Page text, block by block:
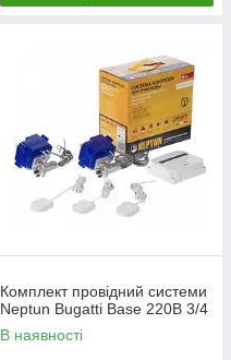
Комплект провідний системи
Neptun Bugatti Base 220B 3/4
В наявності